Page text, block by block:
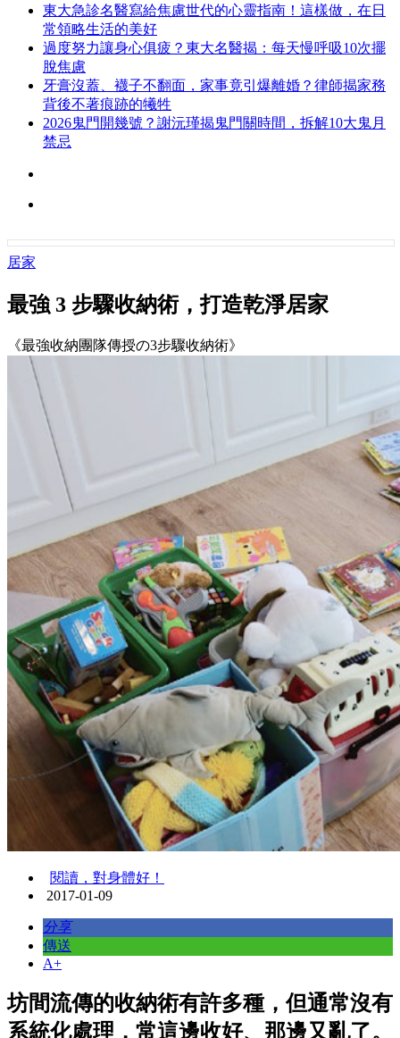
東大急診名醫寫給焦慮世代的心靈指南！這樣做，在日
常領略生活的美好
過度努力讓身心俱疲？東大名醫揭：每天慢呼吸10次擺
脫焦慮
牙膏沒蓋、襪子不翻面，家事竟引爆離婚？律師揭家務
背後不著痕跡的犧牲
2026鬼門開幾號？謝沅瑾揭鬼門關時間，拆解10大鬼月
禁忌
居家
最強 3 步驟收納術，打造乾淨居家
《最強收納團隊傳授の3步驟收納術》
閱讀，對身體好！
2017-01-09
分享
傳送
A+
坊間流傳的收納術有許多種，但通常沒有
系統化處理，常這邊收好、那邊又亂了。